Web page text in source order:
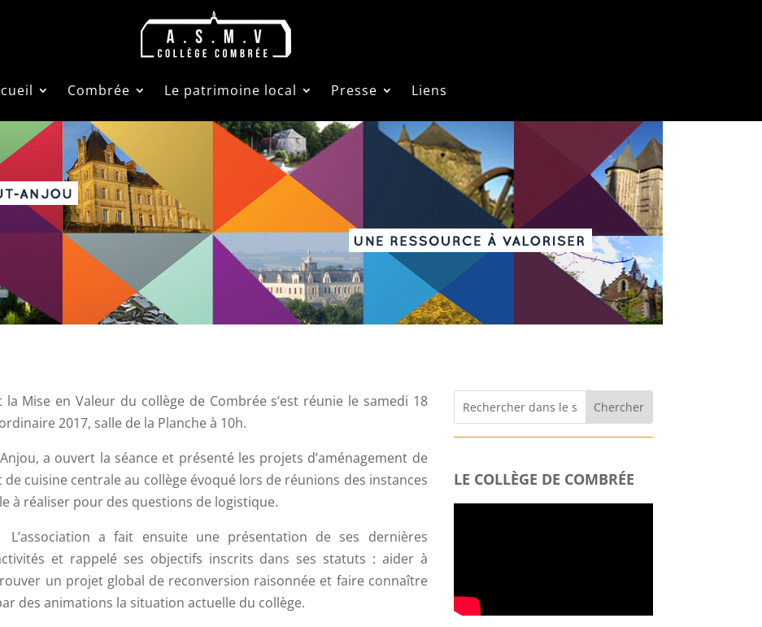
Combrée Le patrimoine local Presse Liens
la Mise en Valeur du collège de Combrée s’est réunie le samedi 18
2017, salle de la Planche à 10h.
a ouvert la séance et présenté les projets d’aménagement de
de cuisine centrale au collège évoqué lors de réunions des instances
à réaliser pour des questions de logistique.
L’association a fait ensuite une présentation de ses dernières
et rappelé ses objectifs inscrits dans ses statuts : aider à
un projet global de reconversion raisonnée et faire connaître
des animations la situation actuelle du collège.
LE COLLÈGE DE COMBRÉE